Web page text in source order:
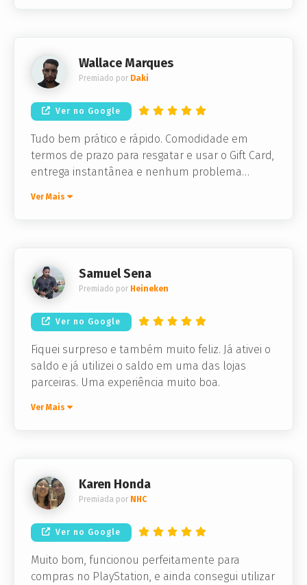
Wallace Marques
Premiado por Daki
Ver no Google
Tudo bem prático e rápido. Comodidade em
termos de prazo para resgatar e usar o Gift Card,
entrega instantânea e nenhum problema
Ver Mais
Samuel Sena
Premiado por Heineken
Ver no Google
Fiquei surpreso e também muito feliz. Já ativei o
saldo e já utilizei o saldo em uma das lojas
parceiras. Uma experiência muito boa.
Ver Mais
Karen Honda
Premiada por NHC
Ver no Google
Muito bom, funcionou perfeitamente para
compras no PlayStation, e ainda consegui utilizar